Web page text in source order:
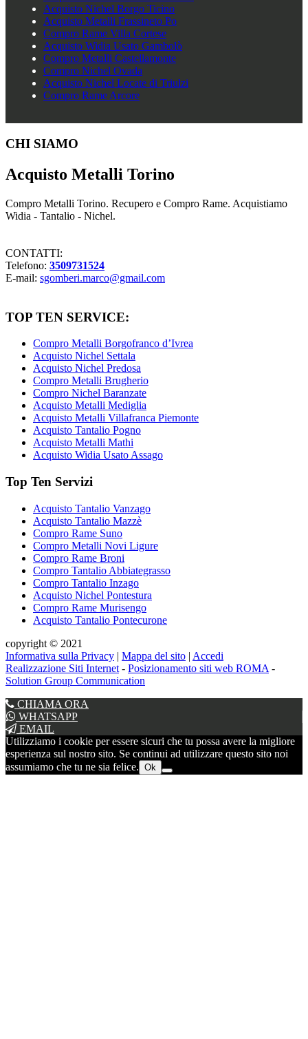
Acquisto Nichel Borgo Ticino
Acquisto Metalli Frassineto Po
Compro Rame Villa Cortese
Acquisto Widia Usato Gambolò
Compro Metalli Castellamonte
Compro Nichel Ovada
Acquisto Nichel Locate di Triulzi
Compro Rame Arcore
Footer
CHI SIAMO
Acquisto Metalli Torino
Compro Metalli Torino. Recupero e Compro Rame. Acquistiamo
Widia - Tantalio - Nichel.
CONTATTI:
Telefono: 3509731524
E-mail: sgomberi.marco@gmail.com
TOP TEN SERVICE:
Compro Metalli Borgofranco d’Ivrea
Acquisto Nichel Settala
Acquisto Nichel Predosa
Compro Metalli Brugherio
Compro Nichel Baranzate
Acquisto Metalli Mediglia
Acquisto Metalli Villafranca Piemonte
Acquisto Tantalio Pogno
Acquisto Metalli Mathi
Acquisto Widia Usato Assago
Top Ten Servizi
Acquisto Tantalio Vanzago
Acquisto Tantalio Mazzè
Compro Rame Suno
Compro Metalli Novi Ligure
Compro Rame Broni
Compro Tantalio Abbiategrasso
Compro Tantalio Inzago
Acquisto Nichel Pontestura
Compro Rame Murisengo
Acquisto Tantalio Pontecurone
copyright © 2021
Informativa sulla Privacy | Mappa del sito | Accedi
Realizzazione Siti Internet - Posizionamento siti web ROMA -
Solution Group Communication
CHIAMA ORA
WHATSAPP
EMAIL
Utilizziamo i cookie per essere sicuri che tu possa avere la migliore
esperienza sul nostro sito. Se continui ad utilizzare questo sito noi
assumiamo che tu ne sia felice. Ok